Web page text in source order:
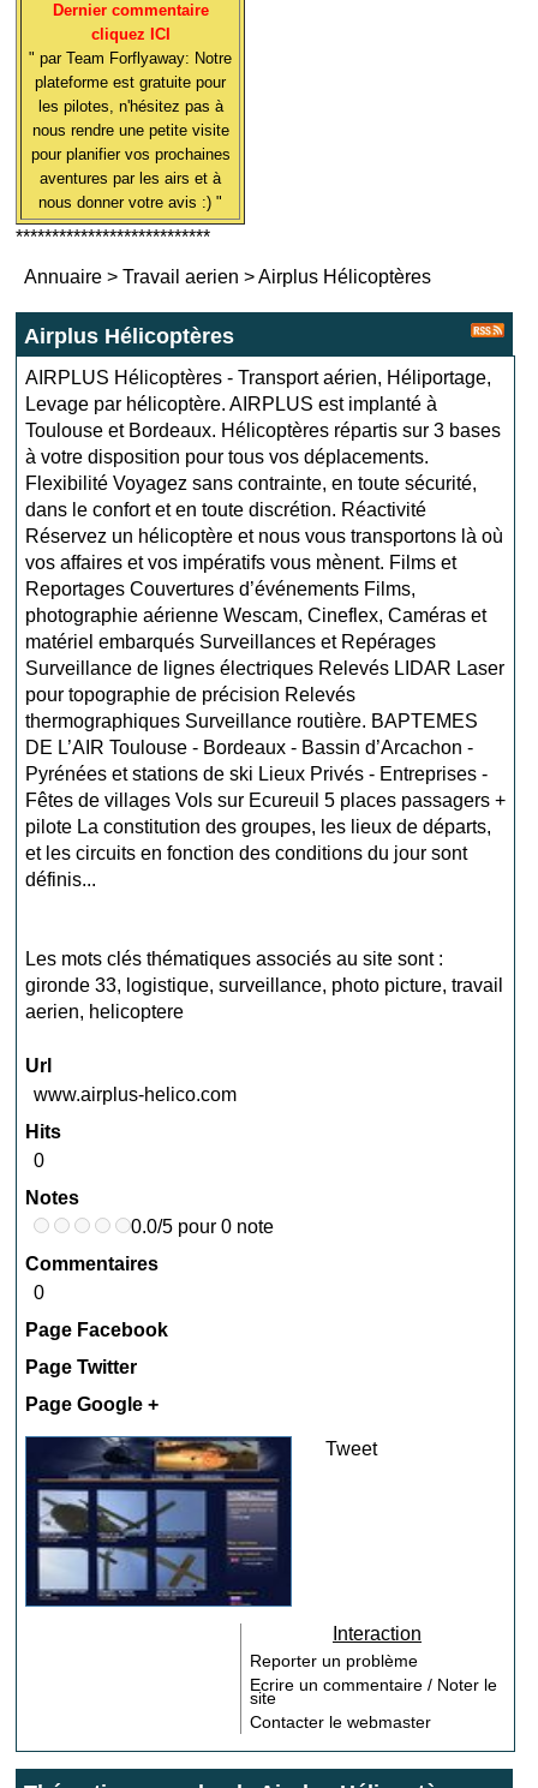
Dernier commentaire
cliquez ICI
" par Team Forflyaway: Notre
plateforme est gratuite pour
les pilotes, n'hésitez pas à
nous rendre une petite visite
pour planifier vos prochaines
aventures par les airs et à
nous donner votre avis :) "
***************************
Annuaire >Travail aerien >Airplus Hélicoptères
Airplus Hélicoptères
AIRPLUS Hélicoptères - Transport aérien, Héliportage,
Levage par hélicoptère. AIRPLUS est implanté à
Toulouse et Bordeaux. Hélicoptères répartis sur 3 bases
à votre disposition pour tous vos déplacements.
Flexibilité Voyagez sans contrainte, en toute sécurité,
dans le confort et en toute discrétion. Réactivité
Réservez un hélicoptère et nous vous transportons là où
vos affaires et vos impératifs vous mènent. Films et
Reportages Couvertures d’événements Films,
photographie aérienne Wescam, Cineflex, Caméras et
matériel embarqués Surveillances et Repérages
Surveillance de lignes électriques Relevés LIDAR Laser
pour topographie de précision Relevés
thermographiques Surveillance routière. BAPTEMES
DE L’AIR Toulouse - Bordeaux - Bassin d’Arcachon -
Pyrénées et stations de ski Lieux Privés - Entreprises -
Fêtes de villages Vols sur Ecureuil 5 places passagers +
pilote La constitution des groupes, les lieux de départs,
et les circuits en fonction des conditions du jour sont
définis...
Les mots clés thématiques associés au site sont :
gironde 33, logistique,surveillance, photo picture,travail
aerien, helicoptere
Url
www.airplus-helico.com
Hits
0
Notes
0.0/5 pour 0 note
Commentaires
0
Page Facebook
Page Twitter
Page Google +
Tweet
Interaction
Reporter un problème
Ecrire un commentaire / Noter le
site
Contacter le webmaster